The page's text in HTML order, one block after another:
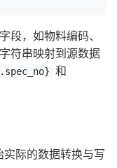
段，如物料编码、
符串映射到源数据
和
际的数据转换与写